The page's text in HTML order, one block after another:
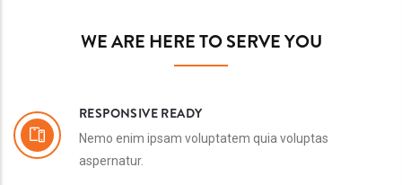
WE ARE HERE TO SERVE YOU
RESPONSIVE READY
Nemo enim ipsam voluptatem quia voluptas
aspernatur.